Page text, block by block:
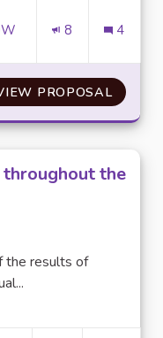
8 4
PROPOSAL
the
the results of